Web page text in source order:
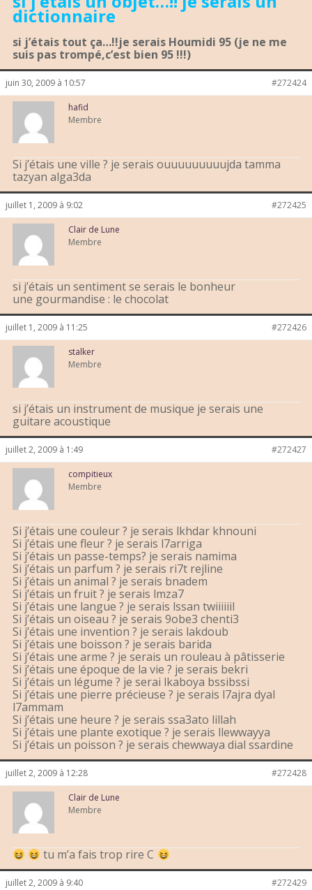
dictionnaire
si j’étais tout ça…!!je serais Houmidi 95 (je ne me
suis pas trompé,c’est bien 95 !!!)
juin 30, 2009 à 10:57 #272424
hafid
Membre
Si j’étais une ville ? je serais ouuuuuuuuujda tamma
tazyan alga3da
juillet 1, 2009 à 9:02 #272425
Clair de Lune
Membre
si j’étais un sentiment se serais le bonheur
une gourmandise : le chocolat
juillet 1, 2009 à 11:25 #272426
stalker
Membre
si j’étais un instrument de musique je serais une
guitare acoustique
juillet 2, 2009 à 1:49 #272427
compitieux
Membre
Si j’étais une couleur ? je serais lkhdar khnouni
Si j’étais une fleur ? je serais l7arriga
Si j’étais un passe-temps? je serais namima
Si j’étais un parfum ? je serais ri7t rejline
Si j’étais un animal ? je serais bnadem
Si j’étais un fruit ? je serais lmza7
Si j’étais une langue ? je serais lssan twiiiiiil
Si j’étais un oiseau ? je serais 9obe3 chenti3
Si j’étais une invention ? je serais lakdoub
Si j’étais une boisson ? je serais barida
Si j’étais une arme ? je serais un rouleau à pâtisserie
Si j’étais une époque de la vie ? je serais bekri
Si j’étais un légume ? je serai lkaboya bssibssi
Si j’étais une pierre précieuse ? je serais l7ajra dyal
l7ammam
Si j’étais une heure ? je serais ssa3ato lillah
Si j’étais une plante exotique ? je serais llewwayya
Si j’étais un poisson ? je serais chewwaya dial ssardine
juillet 2, 2009 à 12:28 #272428
Clair de Lune
Membre
tu m’a fais trop rire C
juillet 2, 2009 à 9:40 #272429